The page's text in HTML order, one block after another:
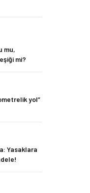
mu,
mi?
yol”
Yasaklara